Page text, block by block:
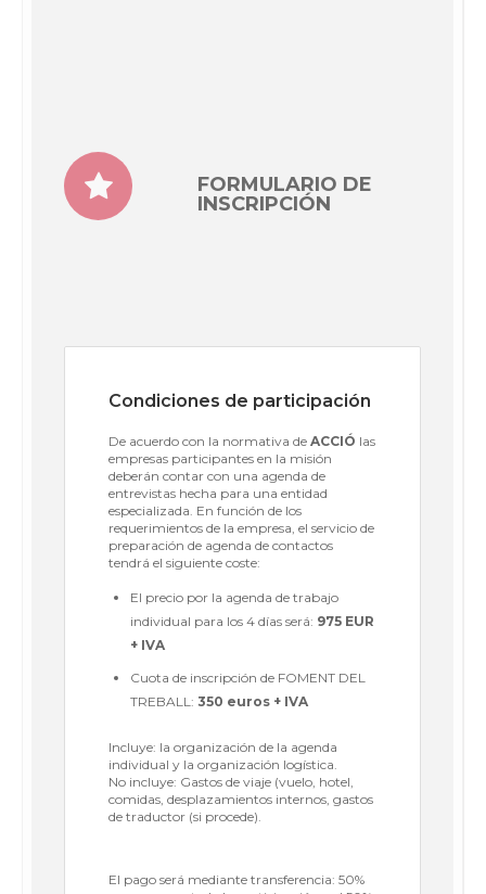
FORMULARIO DE
INSCRIPCIÓN
Condiciones de participación
De acuerdo con la normativa de ACCIÓ las
empresas participantes en la misión
deberán contar con una agenda de
entrevistas hecha para una entidad
especializada. En función de los
requerimientos de la empresa, el servicio de
preparación de agenda de contactos
tendrá el siguiente coste:
El precio por la agenda de trabajo
individual para los 4 días será: 975 EUR
+ IVA
Cuota de inscripción de FOMENT DEL
TREBALL: 350 euros + IVA
Incluye: la organización de la agenda
individual y la organización logística.
No incluye: Gastos de viaje (vuelo, hotel,
comidas, desplazamientos internos, gastos
de traductor (si procede).
El pago será mediante transferencia: 50%